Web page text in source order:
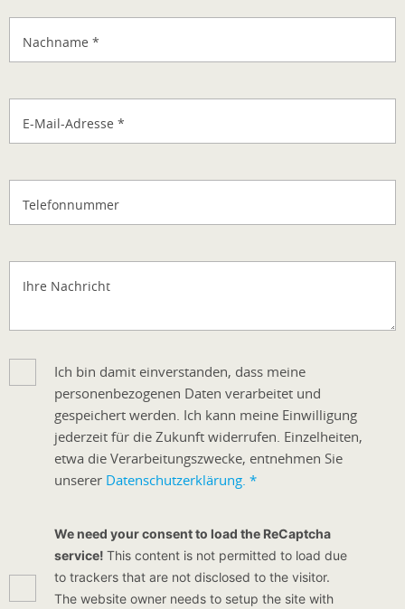
Nachname *
E-Mail-Adresse *
Telefonnummer
Ihre Nachricht
Ich bin damit einverstanden, dass meine
personenbezogenen Daten verarbeitet und
gespeichert werden. Ich kann meine Einwilligung
jederzeit für die Zukunft widerrufen. Einzelheiten,
etwa die Verarbeitungszwecke, entnehmen Sie
unserer Datenschutzerklärung. *
We need your consent to load the ReCaptcha
service! This content is not permitted to load due
to trackers that are not disclosed to the visitor.
The website owner needs to setup the site with